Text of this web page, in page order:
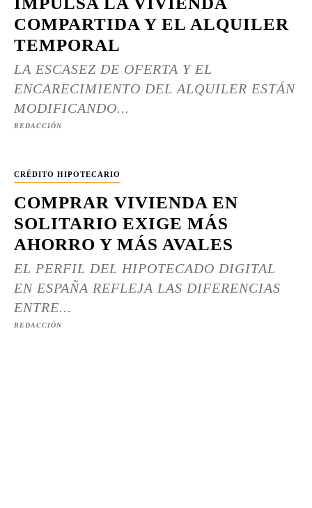
COMPARTIDA Y EL ALQUILER
TEMPORAL
LA ESCASEZ DE OFERTA Y EL
ENCARECIMIENTO DEL ALQUILER ESTÁN
MODIFICANDO...
REDACCIÓN
CRÉDITO HIPOTECARIO
COMPRAR VIVIENDA EN
SOLITARIO EXIGE MÁS
AHORRO Y MÁS AVALES
EL PERFIL DEL HIPOTECADO DIGITAL
EN ESPAÑA REFLEJA LAS DIFERENCIAS
ENTRE...
REDACCIÓN